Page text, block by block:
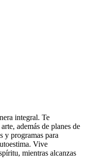
integral. Te
además de planes de
y programas para
Vive
mientras alcanzas